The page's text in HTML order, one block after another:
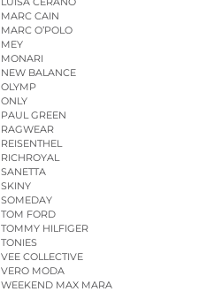
MARC CAIN
MARC O’POLO
MEY
MONARI
NEW BALANCE
OLYMP
ONLY
PAUL GREEN
RAGWEAR
REISENTHEL
RICHROYAL
SANETTA
SKINY
SOMEDAY
TOM FORD
TOMMY HILFIGER
TONIES
VEE COLLECTIVE
VERO MODA
WEEKEND MAX MARA